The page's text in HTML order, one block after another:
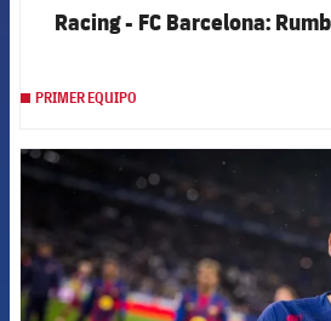
Racing - FC Barcelona:
PRIMER EQUIPO
FCB